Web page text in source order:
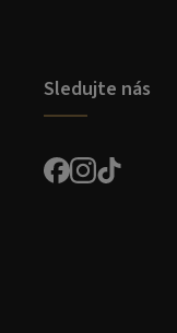
Sledujte nás